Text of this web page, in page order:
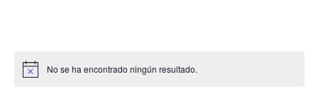
No se ha encontrado ningún resultado.